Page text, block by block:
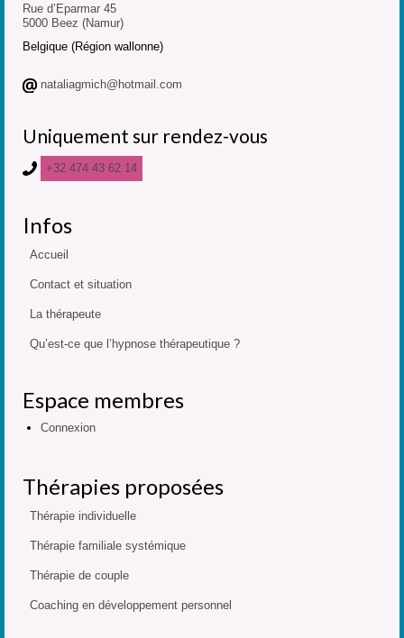
Rue d’Eparmar 45
5000 Beez (Namur)
Belgique (Région wallonne)
nataliagmich@hotmail.com
Uniquement sur rendez-vous
+32 474 43 62 14
Infos
Accueil
Contact et situation
La thérapeute
Qu’est-ce que l’hypnose thérapeutique ?
Espace membres
Connexion
Thérapies proposées
Thérapie individuelle
Thérapie familiale systémique
Thérapie de couple
Coaching en développement personnel